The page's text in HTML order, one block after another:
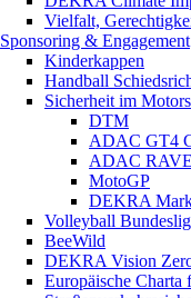
Vielfalt,
Sponsoring & Engagement
Kinderkappen
Handball
Sicherheit im
DTM
ADAC GT4
ADAC
MotoGP
DEKRA
Volleyball
BeeWild
DEKRA Vision
Europäische Charta